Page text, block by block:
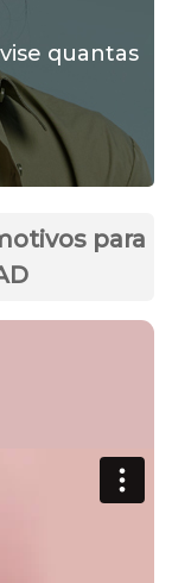
quantas
para